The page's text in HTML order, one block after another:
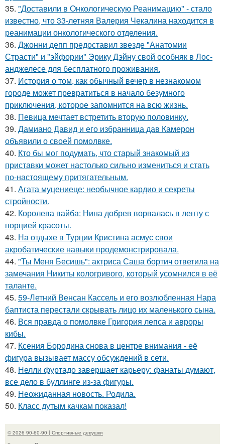
35. "Доставили в Онкологическую Реанимацию" - стало
известно, что 33-летняя Валерия Чекалина находится в
реанимации онкологического отделения.
36. Джонни депп предоставил звезде "Анатомии
Страсти" и "эйфории" Эрику Дэйну свой особняк в Лос-
анджелесе для бесплатного проживания.
37. История о том, как обычный вечер в незнакомом
городе может превратиться в начало безумного
приключения, которое запомнится на всю жизнь.
38. Певица мечтает встретить вторую половинку.
39. Дамиано Давид и его избранница дав Камерон
объявили о своей помолвке.
40. Кто бы мог подумать, что старый знакомый из
приставки может настолько сильно измениться и стать
по-настоящему притягательным.
41. Агата муцениеце: необычное кардио и секреты
стройности.
42. Королева вайба: Нина добрев ворвалась в ленту с
порцией красоты.
43. На отдыхе в Турции Кристина асмус свои
акробатические навыки продемонстрировала.
44. "Ты Меня Бесишь": актриса Саша бортич ответила на
замечания Никиты кологривого, который усомнился в её
таланте.
45. 59-Летний Венсан Кассель и его возлюбленная Нара
баптиста перестали скрывать лицо их маленького сына.
46. Вся правда о помолвке Григория лепса и авроры
кибы.
47. Ксения Бородина снова в центре внимания - её
фигура вызывает массу обсуждений в сети.
48. Нелли фуртадо завершает карьеру: фанаты думают,
все дело в буллинге из-за фигуры.
49. Неожиданная новость. Родила.
50. Класс дутым качкам показал!
© 2026 90-60-90 | Спортивные девушки